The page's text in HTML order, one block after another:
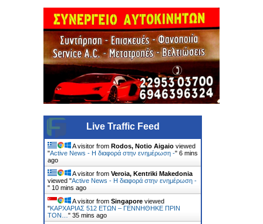
Live Traffic Feed
A visitor from Rodos, Notio Aigaio viewed
"Active News - Η διαφορά στην ενημέρωση -" 6 mins
ago
A visitor from Veroia, Kentriki Makedonia
viewed "Active News - Η διαφορά στην ενημέρωση -
" 10 mins ago
A visitor from Singapore viewed
"ΚΑΡΧΑΡΙΑΣ 512 ΕΤΩΝ – ΓΕΝΝΗΘΗΚΕ ΠΡΙΝ
ΤΟΝ… " 35 mins ago